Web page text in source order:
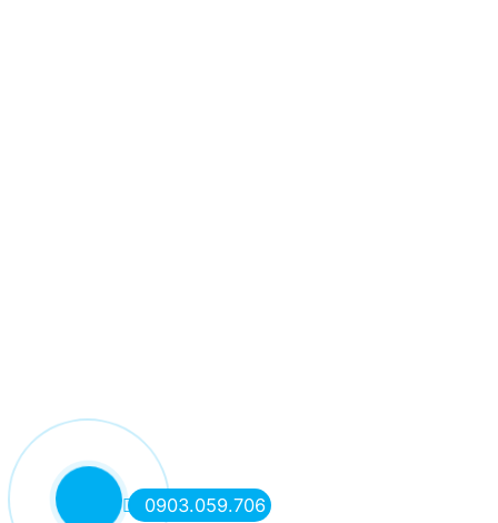
0903.059.706